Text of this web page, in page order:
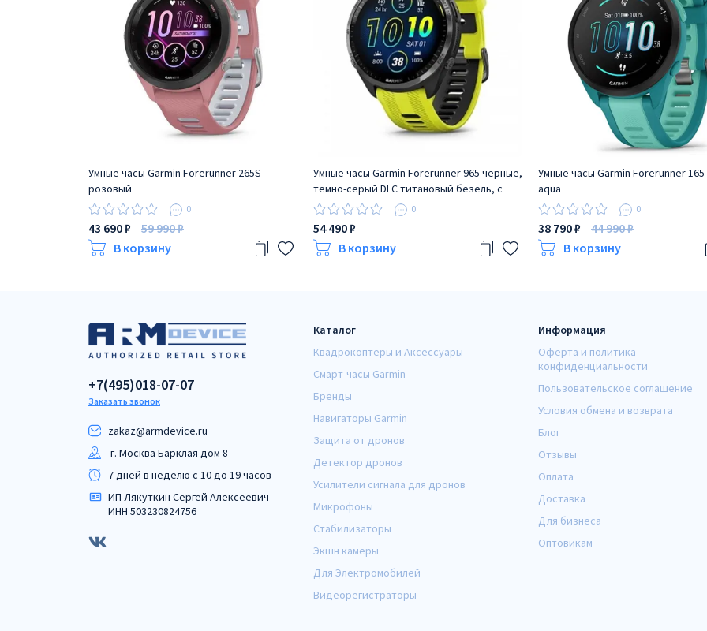
Умные часы Garmin Forerunner 265S
розовый
0
43 690 ₽
59 990 ₽
В корзину
Умные часы Garmin Forerunner 965 черные,
темно-серый DLC титановый безель, с
желто-черным ремешком
0
54 490 ₽
В корзину
Умные часы Garmin Forerunner 165
aqua
0
38 790 ₽
44 990 ₽
В корзину
+7(495)018-07-07
Заказать звонок
zakaz@armdeviсe.ru
г. Москва Барклая дом 8
7 дней в неделю с 10 до 19 часов
ИП Лякуткин Сергей Алексеевич
ИНН 503230824756
Каталог
Квадрокоптеры и Аксессуары
Смарт-часы Garmin
Бренды
Навигаторы Garmin
Защита от дронов
Детектор дронов
Усилители сигнала для дронов
Микрофоны
Стабилизаторы
Экшн камеры
Для Электромобилей
Видеорегистраторы
Информация
Оферта и политика
конфиденциальности
Пользовательское соглашение
Условия обмена и возврата
Блог
Отзывы
Оплата
Доставка
Для бизнеса
Оптовикам